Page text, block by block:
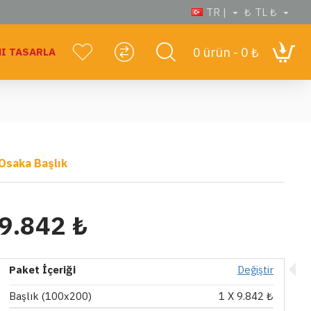
TR | ₺ TL ₺
TASARLA 0 ürün - 0 ₺
Başlık
₺
Paket İçeriği
Değiştir
Başlık (100x200)
1 X 9.842 ₺